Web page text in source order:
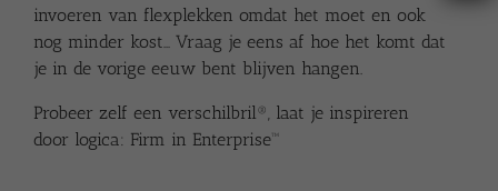
invoeren van flexplekken omdat het moet en ook
nog minder kost… Vraag je eens af hoe het komt dat
je in de vorige eeuw bent blijven hangen.
Probeer zelf een verschilbril®, laat je inspireren
door logica: Firm in Enterprise™